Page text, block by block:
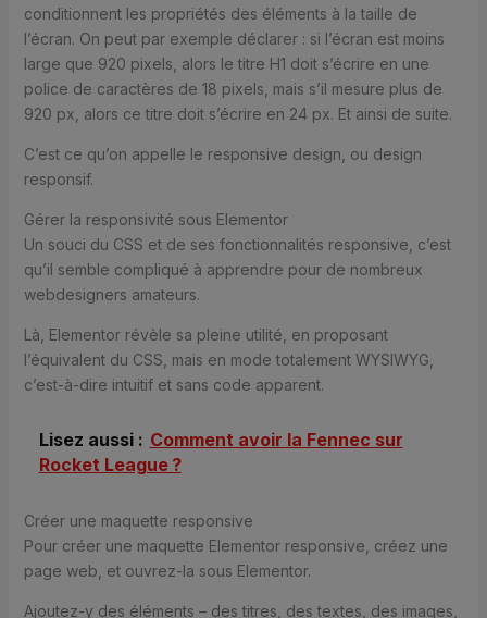
conditionnent les propriétés des éléments à la taille de
l’écran. On peut par exemple déclarer : si l’écran est moins
large que 920 pixels, alors le titre H1 doit s’écrire en une
police de caractères de 18 pixels, mais s’il mesure plus de
920 px, alors ce titre doit s’écrire en 24 px. Et ainsi de suite.
C’est ce qu’on appelle le responsive design, ou design
responsif.
Gérer la responsivité sous Elementor
Un souci du CSS et de ses fonctionnalités responsive, c’est
qu’il semble compliqué à apprendre pour de nombreux
webdesigners amateurs.
Là, Elementor révèle sa pleine utilité, en proposant
l’équivalent du CSS, mais en mode totalement WYSIWYG,
c’est-à-dire intuitif et sans code apparent.
Lisez aussi : Comment avoir la Fennec sur
Rocket League ?
Créer une maquette responsive
Pour créer une maquette Elementor responsive, créez une
page web, et ouvrez-la sous Elementor.
Ajoutez-y des éléments – des titres, des textes, des images,